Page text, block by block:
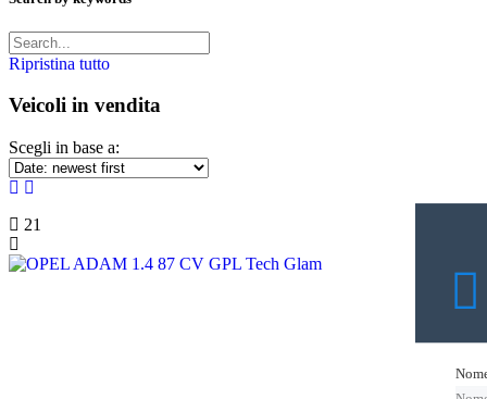
Ripristina tutto
Veicoli in vendita
Scegli in base a:
21